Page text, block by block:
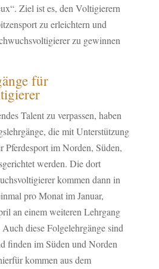
Ziel ist es, den Voltigierern
zu erleichtern und
zu gewinnen
für
Talent zu verpassen, haben
die mit Unterstützung
Pferdesport im Norden, Süden,
werden. Die dort
kommen dann in
pro Monat im Januar,
an einem weiteren Lehrgang
diese Folgelehrgänge sind
finden im Süden und Norden
kommen aus dem